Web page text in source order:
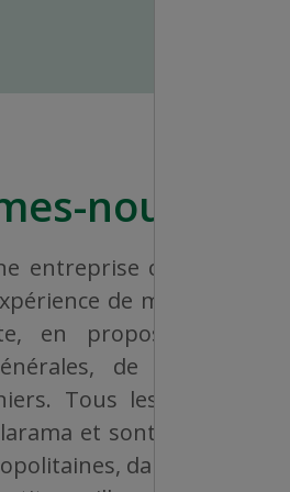
nous?
entreprise canadienne
de magasinage
en proposant un
de produits
Tous les magasins
et sont bien situés,
dans des villes